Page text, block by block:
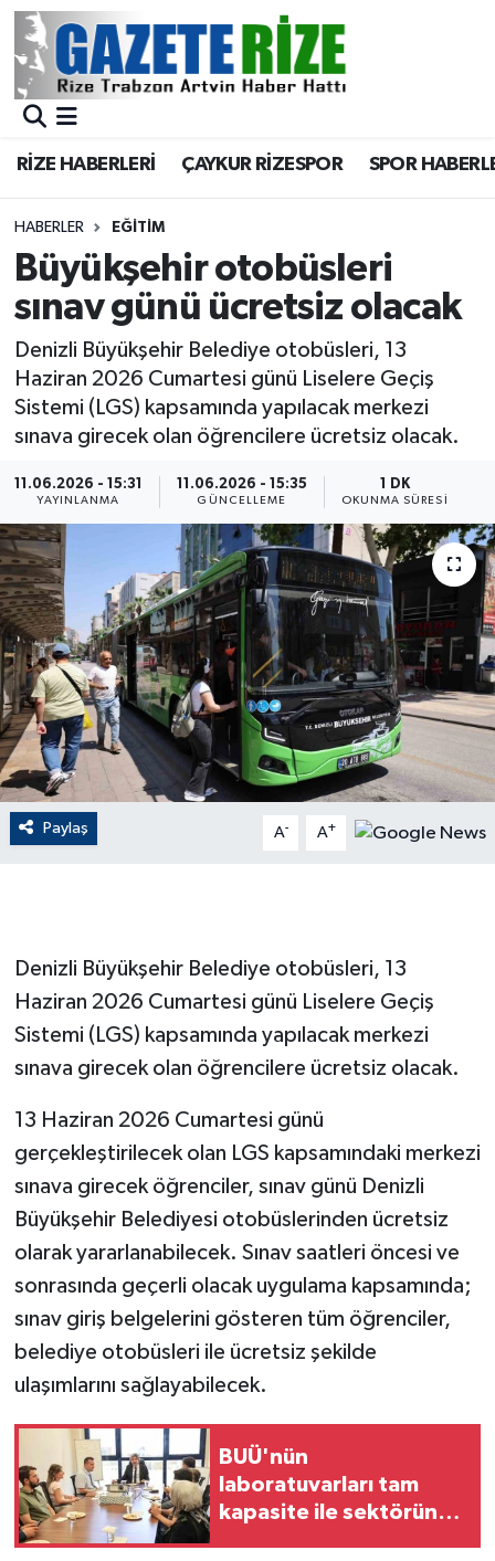
RİZE HABERLERİ ÇAYKUR RİZESPOR SPOR
HABERLER EĞİTİM
Büyükşehir otobüsleri
sınav günü ücretsiz olacak
Denizli Büyükşehir Belediye otobüsleri, 13
Haziran 2026 Cumartesi günü Liselere Geçiş
Sistemi (LGS) kapsamında yapılacak merkezi
sınava girecek olan öğrencilere ücretsiz olacak.
11.06.2026 - 15:31
YAYINLANMA
11.06.2026 - 15:35
GÜNCELLEME
1 DK
OKUNMA SÜRESI
Paylaş A- A+
Denizli Büyükşehir Belediye otobüsleri, 13
Haziran 2026 Cumartesi günü Liselere Geçiş
Sistemi (LGS) kapsamında yapılacak merkezi
sınava girecek olan öğrencilere ücretsiz olacak.
13 Haziran 2026 Cumartesi günü
gerçekleştirilecek olan LGS kapsamındaki merkezi
sınava girecek öğrenciler, sınav günü Denizli
Büyükşehir Belediyesi otobüslerinden ücretsiz
olarak yararlanabilecek. Sınav saatleri öncesi ve
sonrasında geçerli olacak uygulama kapsamında;
sınav giriş belgelerini gösteren tüm öğrenciler,
belediye otobüsleri ile ücretsiz şekilde
ulaşımlarını sağlayabilecek.
BUÜ'nün
laboratuvarları tam
kapasite ile sektörün
BÖLGEMİZ
Asayiş
Rize Jandarma Komutanlığı
Bilim Teknoloji
Bölge
Advertising news
Canlı Maç
ÇEVRE
Dış Haberler
Dünya
EĞİTİM
EKONOMİ
English News
Gayrimenkul
GENEL
Güvenlik
HABERDE İNSAN
İNSAN
İş Dünyası
Jandarma
Kadın
KÜLTÜR SANAT
MAGAZİN
Merkez Nöbetçi Eczaneler
Merkez Trafik Yoğunluk Haritası
Süper Lig Puan Durumu ve Fikstür
Tüm Manşetler
Son Dakika Haberleri
Haber Arşivi